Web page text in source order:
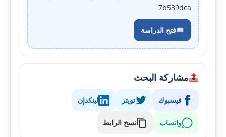
7b539dca
فتح الدراسة
مشاركة البحث
فيسبوك تويتر لينكدإن
واتساب نسخ الرابط